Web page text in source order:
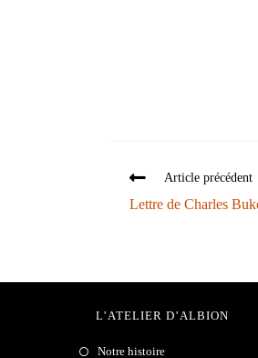
Article précédent
Lettre de Charles
L’ATELIER D’ALBION
Notre histoire